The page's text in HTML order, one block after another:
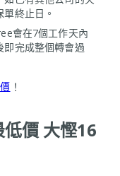
終止日。
會在7個工作天內
即完成整個轉會過
！
價 大慳16